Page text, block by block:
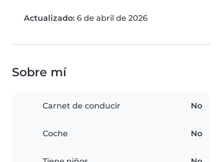
Actualizado: 6 de abril de 2026
Sobre mí
Carnet de conducir No
Coche No